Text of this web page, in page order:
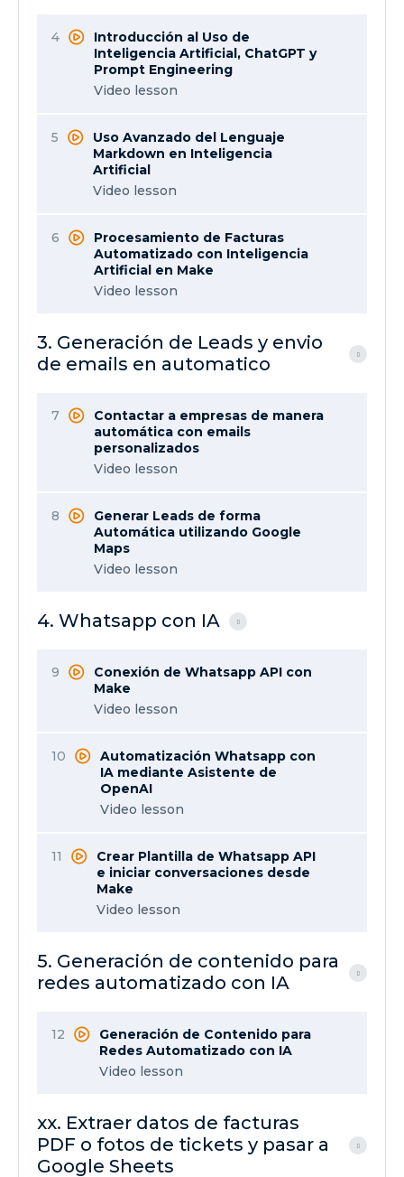
4
Introducción al Uso de
Inteligencia Artificial, ChatGPT y
Prompt Engineering
Video lesson
5
Uso Avanzado del Lenguaje
Markdown en Inteligencia
Artificial
Video lesson
6
Procesamiento de Facturas
Automatizado con Inteligencia
Artificial en Make
Video lesson
3. Generación de Leads y envio
de emails en automatico
7
Contactar a empresas de manera
automática con emails
personalizados
Video lesson
8
Generar Leads de forma
Automática utilizando Google
Maps
Video lesson
4. Whatsapp con IA
9
Conexión de Whatsapp API con
Make
Video lesson
10
Automatización Whatsapp con
IA mediante Asistente de
OpenAI
Video lesson
11
Crear Plantilla de Whatsapp API
e iniciar conversaciones desde
Make
Video lesson
5. Generación de contenido para
redes automatizado con IA
12
Generación de Contenido para
Redes Automatizado con IA
Video lesson
xx. Extraer datos de facturas
PDF o fotos de tickets y pasar a
Google Sheets